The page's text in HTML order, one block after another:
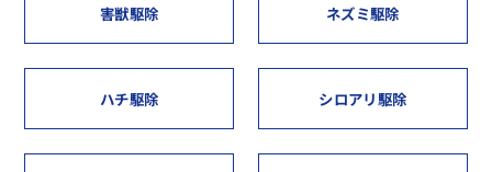
害獣駆除 ネズミ駆除
ハチ駆除 シロアリ駆除